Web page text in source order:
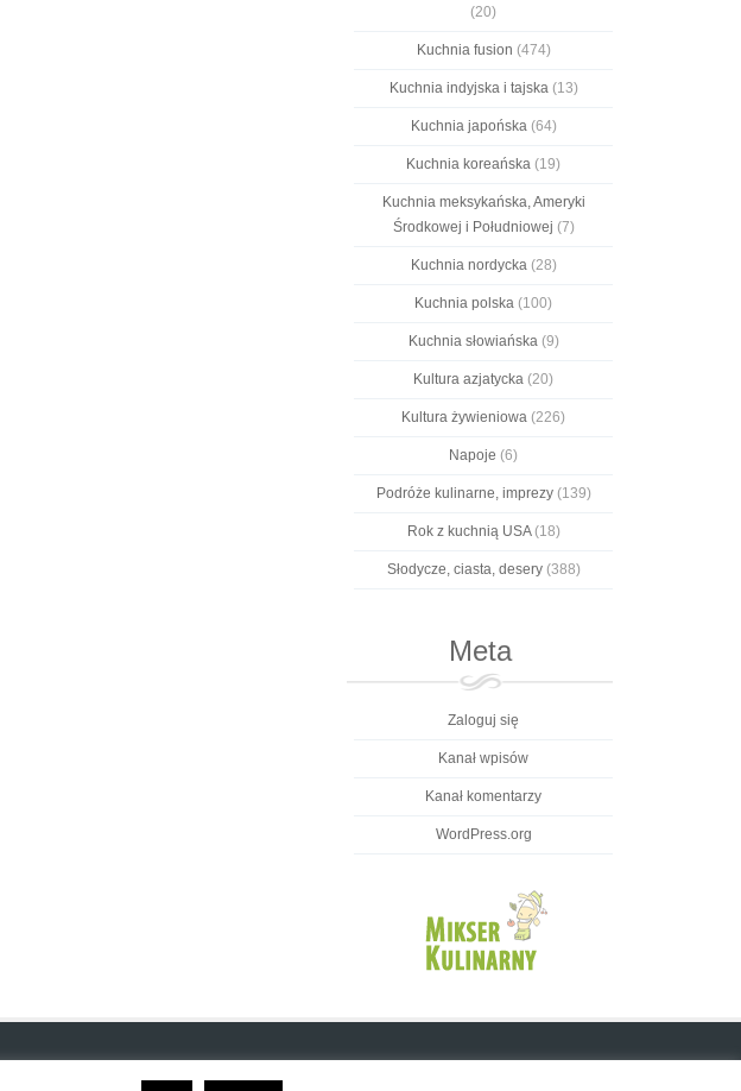
(20)
Kuchnia fusion (474)
Kuchnia indyjska i tajska(13)
Kuchnia japońska(64)
Kuchnia koreańska (19)
Kuchnia meksykańska, Ameryki
Środkowej i Południowej (7)
Kuchnia nordycka(28)
Kuchnia polska (100)
Kuchnia słowiańska(9)
Kultura azjatycka (20)
Kultura żywieniowa (226)
Napoje (6)
Podróże kulinarne, imprezy(139)
Rok z kuchnią USA(18)
Słodycze, ciasta, desery(388)
Meta
Zaloguj się
Kanał wpisów
Kanał komentarzy
WordPress.org